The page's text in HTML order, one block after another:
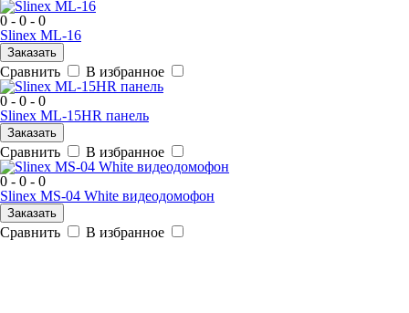
0 - 0 - 0
Slinex ML-16
Заказать
Сравнить
В избранное
0 - 0 - 0
Slinex ML-15HR панель
Заказать
Сравнить
В избранное
0 - 0 - 0
Slinex MS-04 White видеодомофон
Заказать
Сравнить В избранное